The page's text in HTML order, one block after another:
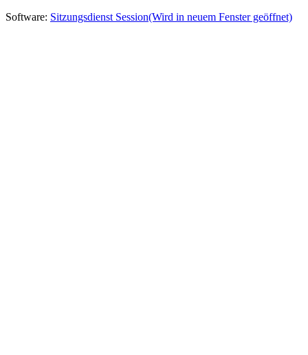
Software: Sitzungsdienst Session(Wird in neuem Fenster geöffnet)